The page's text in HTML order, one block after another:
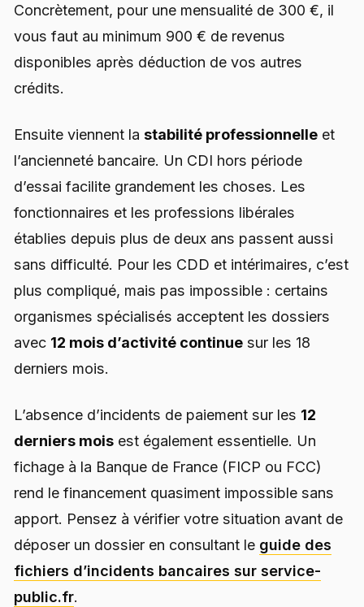
Concrètement, pour une mensualité de 300 €, il
vous faut au minimum 900 € de revenus
disponibles après déduction de vos autres
crédits.
Ensuite viennent la stabilité professionnelle et
l’ancienneté bancaire. Un CDI hors période
d’essai facilite grandement les choses. Les
fonctionnaires et les professions libérales
établies depuis plus de deux ans passent aussi
sans difficulté. Pour les CDD et intérimaires, c’est
plus compliqué, mais pas impossible : certains
organismes spécialisés acceptent les dossiers
avec 12 mois d’activité continue sur les 18
derniers mois.
L’absence d’incidents de paiement sur les 12
derniers mois est également essentielle. Un
fichage à la Banque de France (FICP ou FCC)
rend le financement quasiment impossible sans
apport. Pensez à vérifier votre situation avant de
déposer un dossier en consultant le guide des
fichiers d’incidents bancaires sur service-
public.fr.